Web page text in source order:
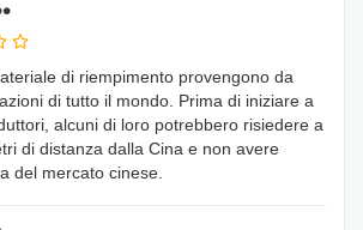
di riempimento provengono da
di tutto il mondo. Prima di iniziare a
alcuni di loro potrebbero risiedere a
di distanza dalla Cina e non avere
del mercato cinese.